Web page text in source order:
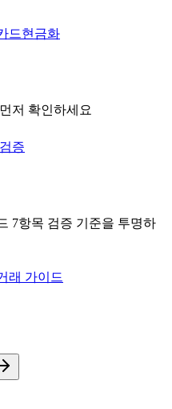
드현금화
저 확인하세요
증
7항목 검증 기준을 투명하
래 가이드